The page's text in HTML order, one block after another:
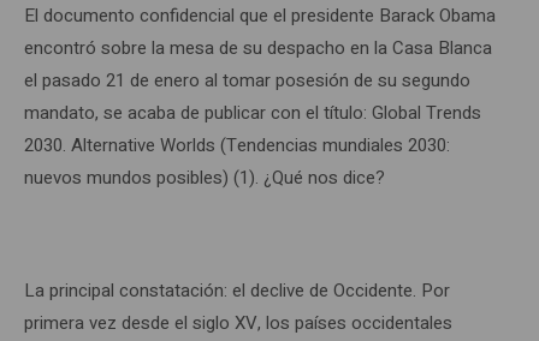
El documento confidencial que el presidente Barack Obama
encontró sobre la mesa de su despacho en la Casa Blanca
el pasado 21 de enero al tomar posesión de su segundo
mandato, se acaba de publicar con el título: Global Trends
2030. Alternative Worlds (Tendencias mundiales 2030:
nuevos mundos posibles) (1). ¿Qué nos dice?
La principal constatación: el declive de Occidente. Por
primera vez desde el siglo XV, los países occidentales